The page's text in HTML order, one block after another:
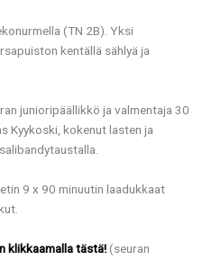
(TN 2B). Yksi
kentällä sählyä ja
junioripäällikkö ja valmentaja 30
Kyykoski, kokenut lasten ja
9 x 90 minuutin laadukkaat
klikkaamalla tästä! (seuran